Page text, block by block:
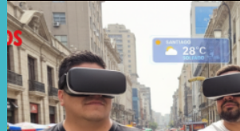
Videojuegos
Reviews
Cultura Pop
Streaming